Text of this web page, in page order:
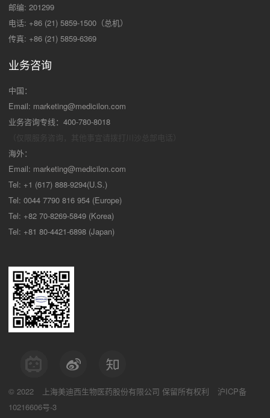
邮编: 201299
电话: +86 (21) 5859-1500（总机）
传真: +86 (21) 5859-6369
业务咨询
中国：
Email: marketing@medicilon.com
业务咨询专线：400-780-8018
海外：
Email: marketing@medicilon.com
Tel: +1 (617) 888-9294(U.S.)
Tel: 0044 7790 816 954 (Europe)
Tel: +82 70-8269-5849 (Korea)
Tel: +81 80-4421-6898 (Japan)
© 2022 上海美迪西生物医药股份有限公司 保留所有权利
沪ICP备
10216606号-3